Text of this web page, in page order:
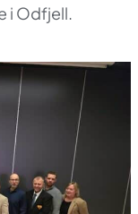
i Odfjell.